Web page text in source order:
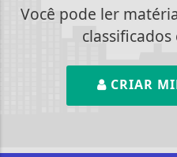
Você pode ler
CRIAR